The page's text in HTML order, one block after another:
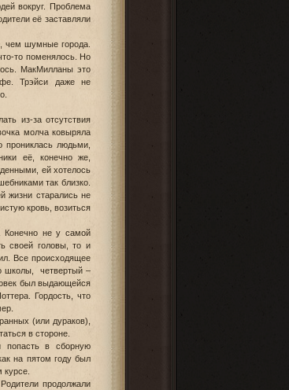
вокруг. Проблема
её заставляли
чем шумные города.
то поменялось. Но
МакМилланы это
Трэйси даже не
из-за отсутствия
молча ковыряла
людьми,
её, конечно же,
ей хотелось
так близко.
жизни старались не
кровь, возиться
Конечно не у самой
своей головы, то и
Все происходящее
школы, четвертый –
был выдающейся
Гордость, что
(или дураков),
в стороне.
попасть в сборную
на пятом году был
продолжали